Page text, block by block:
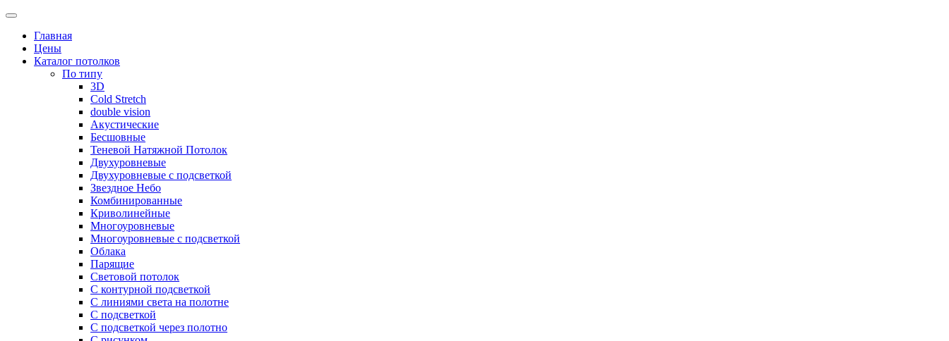
Skip
contentГлавная
Цены
Каталог потолков
По типу
3D
Cold Stretch
double vision
Акустические
Бесшовные
Теневой Натяжной Потолок
Двухуровневые
Двухуровневые с подсветкой
Звездное Небо
Комбинированные
Криволинейные
Многоуровневые
Многоуровневые с подсветкой
Облака
Парящие
Световой потолок
С контурной подсветкой
С линиями света на полотне
С подсветкой
С подсветкой через полотно